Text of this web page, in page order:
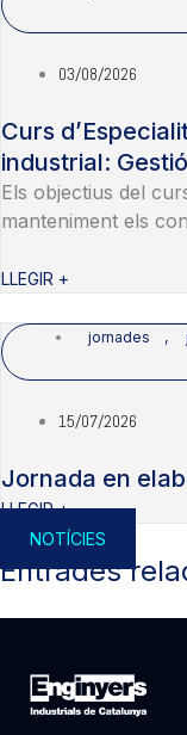
03/08/2026
Curs
industrial:
Els objectius del
manteniment els
LLEGIR +
jornades ,
15/07/2026
Jornada en
LLEGIR +
NOTÍCIES
Entrades